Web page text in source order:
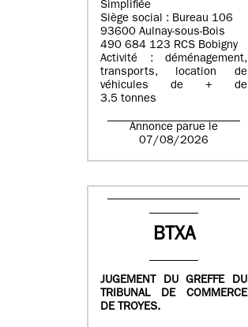
Simplifiée
Siège social : Bureau 106
93600 Aulnay-sous-Bois
490 684 123 RCS Bobigny
Activité : déménagement,
transports, location de
véhicules de + de
3.5 tonnes
Annonce parue le
07/08/2026
BTXA
JUGEMENT DU GREFFE DU
TRIBUNAL DE COMMERCE
DE TROYES.